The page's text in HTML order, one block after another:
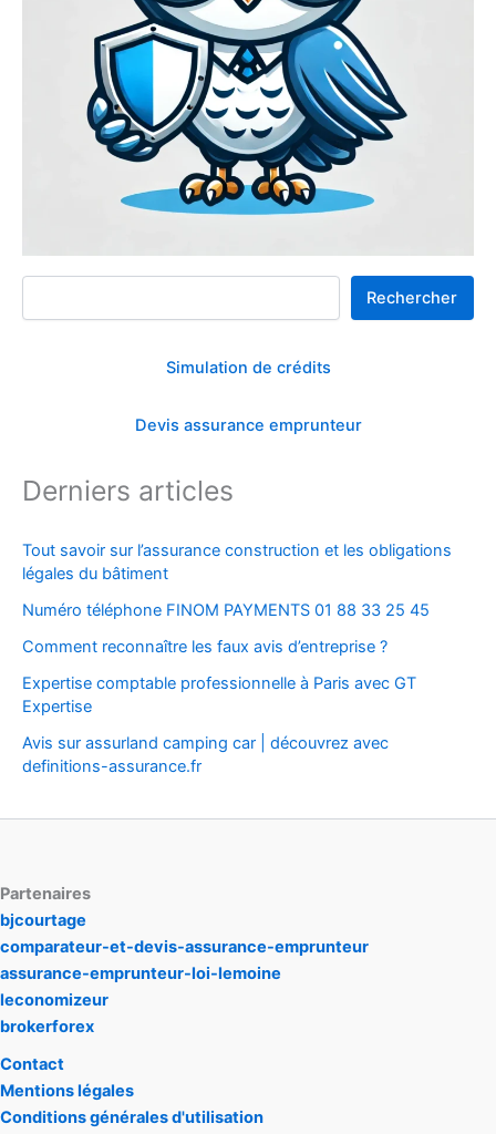
Rechercher
Rechercher
Simulation de crédits
Devis assurance emprunteur
Derniers articles
Tout savoir sur l’assurance construction et les obligations
légales du bâtiment
Numéro téléphone FINOM PAYMENTS 01 88 33 25 45
Comment reconnaître les faux avis d’entreprise ?
Expertise comptable professionnelle à Paris avec GT
Expertise
Avis sur assurland camping car | découvrez avec
definitions-assurance.fr
Partenaires
bjcourtage
comparateur-et-devis-assurance-emprunteur
assurance-emprunteur-loi-lemoine
leconomizeur
brokerforex
Contact
Mentions légales
Conditions générales d'utilisation